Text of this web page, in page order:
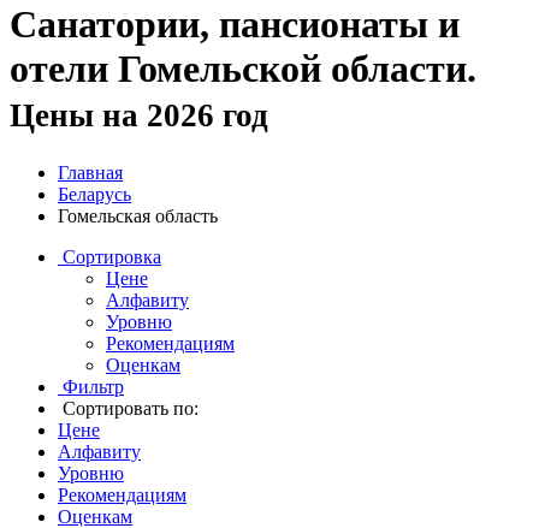
Санатории, пансионаты и
отели Гомельской области.
Цены на 2026 год
Главная
Беларусь
Гомельская область
Сортировка
Цене
Алфавиту
Уровню
Рекомендациям
Оценкам
Фильтр
Сортировать по:
Цене
Алфавиту
Уровню
Рекомендациям
Оценкам